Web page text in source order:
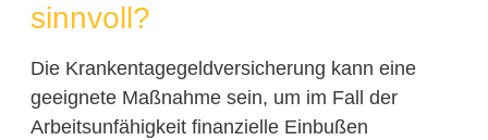
sinnvoll?
Die Krankentagegeldversicherung kann eine
geeignete Maßnahme sein, um im Fall der
Arbeitsunfähigkeit finanzielle Einbußen